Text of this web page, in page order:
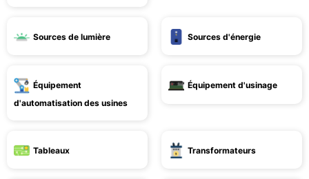
Sources de lumière Sources d'énergie
Équipement
d'automatisation des usines
Équipement d'usinage
Tableaux Transformateurs